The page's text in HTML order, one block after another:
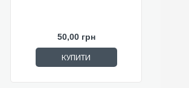
50,00 грн
КУПИТИ